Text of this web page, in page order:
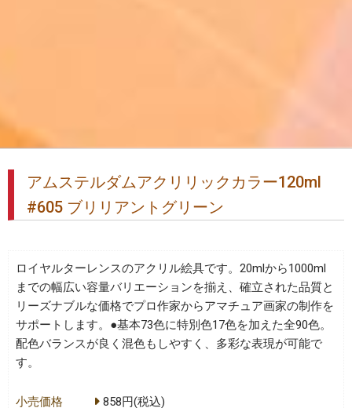
アムステルダムアクリリックカラー120ml
#605 ブリリアントグリーン
ロイヤルターレンスのアクリル絵具です。20mlから1000ml
までの幅広い容量バリエーションを揃え、確立された品質と
リーズナブルな価格でプロ作家からアマチュア画家の制作を
サポートします。●基本73色に特別色17色を加えた全90色。
配色バランスが良く混色もしやすく、多彩な表現が可能で
す。
小売価格 858円(税込)